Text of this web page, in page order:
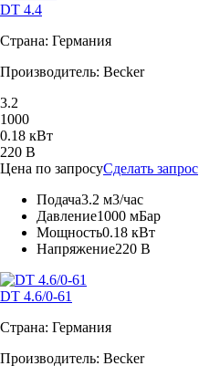
DT 4.4
Страна: Германия
Производитель: Becker
3.2
1000
0.18 кВт
220 В
Цена по запросуСделать запрос
Подача3.2 м3/час
Давление1000 мБар
Мощность0.18 кВт
Напряжение220 В
DT 4.6/0-61
Страна: Германия
Производитель: Becker